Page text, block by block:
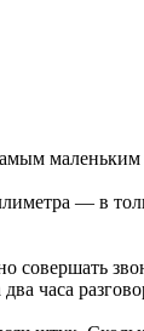
— в
часа